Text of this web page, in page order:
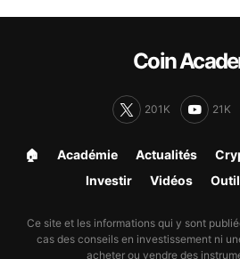
Coin
201K 21K
🏠︎ Académie Actualités
Investir Vidéos
Ce site et les informations qui y sont
cas des conseils en investissement ni
acheter ou vendre des